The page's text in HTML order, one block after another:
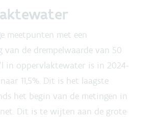
meetpunten met een
van de drempelwaarde van 50
oppervlaktewater is in 2024-
11,5%. Dit is het laagste
het begin van de metingen in
Dit is te wijten aan de grote